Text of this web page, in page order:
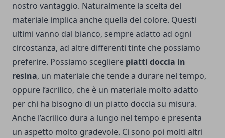
nostro vantaggio. Naturalmente la scelta del
materiale implica anche quella del colore. Questi
ultimi vanno dal bianco, sempre adatto ad ogni
circostanza, ad altre differenti tinte che possiamo
preferire. Possiamo scegliere piatti doccia in
resina, un materiale che tende a durare nel tempo,
oppure l’acrilico, che è un materiale molto adatto
per chi ha bisogno di un piatto doccia su misura.
Anche l’acrilico dura a lungo nel tempo e presenta
un aspetto molto gradevole. Ci sono poi molti altri